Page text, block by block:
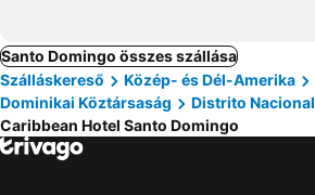
Santo Domingo összes szállása
Szálláskereső
Közép- és Dél-Amerika
Dominikai Köztársaság
Distrito Nacional
Caribbean Hotel Santo Domingo